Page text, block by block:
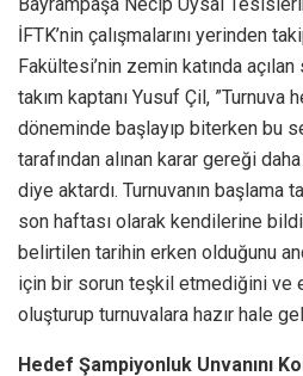
İFTK’nin çalışmalarını yerinden
Fakültesi’nin zemin katında açılan
takım kaptanı Yusuf Çil, ”Turnuva
döneminde başlayıp biterken bu
tarafından alınan karar gereği
diye aktardı. Turnuvanın başlama
son haftası olarak kendilerine
belirtilen tarihin erken olduğunu
için bir sorun teşkil etmediğini ve
oluşturup turnuvalara hazır hale
Hedef Şampiyonluk Unvanını